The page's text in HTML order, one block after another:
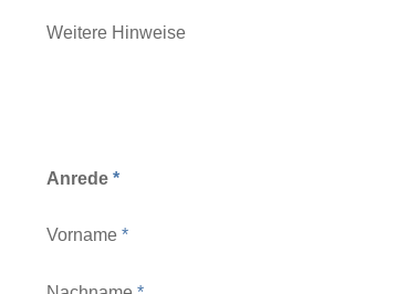
Weitere Hinweise
Anrede *
Vorname *